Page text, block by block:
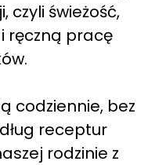
czyli świeżość,
ręczną pracę
codziennie, bez
receptur
rodzinie z